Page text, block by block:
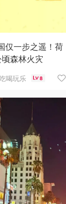
仅一步之遥！荷
森林火灾
喝玩乐 8